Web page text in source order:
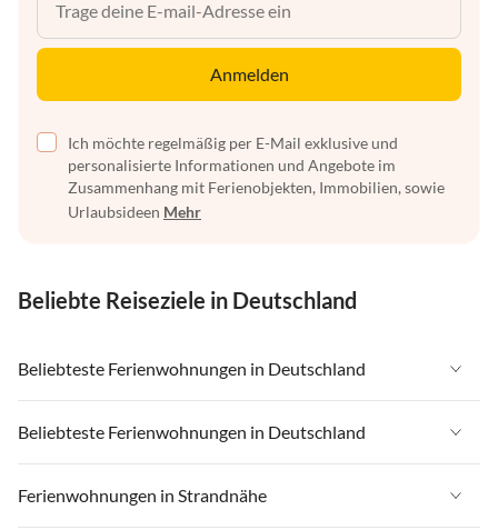
Anmelden
Ich möchte regelmäßig per E-Mail exklusive und
personalisierte Informationen und Angebote im
Zusammenhang mit Ferienobjekten, Immobilien, sowie
Urlaubsideen Mehr
Beliebte Reiseziele in Deutschland
Beliebteste Ferienwohnungen in Deutschland
Ferienwohnungen in Deutschland
Ferienwohnungen in Ostsee
Ferienwohnungen in Nordsee
Beliebteste Ferienwohnungen in Deutschland
Ferienwohnungen in Deutschland
Ferienwohnungen in Strandnähe